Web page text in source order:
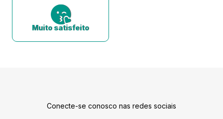
Muito satisfeito
Conecte-se conosco nas redes sociais